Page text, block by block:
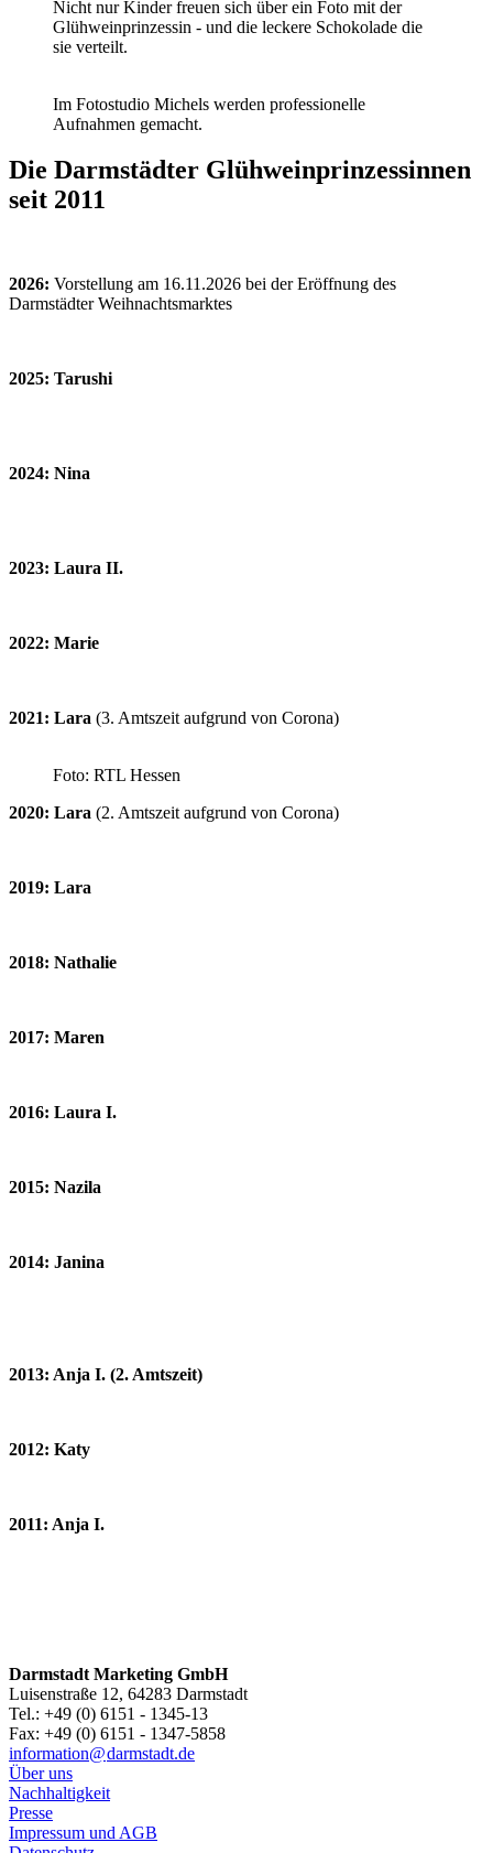
Nicht nur Kinder freuen sich über ein Foto mit der
Glühweinprinzessin - und die leckere Schokolade die
sie verteilt.
Im Fotostudio Michels werden professionelle
Aufnahmen gemacht.
Die Darmstädter Glühweinprinzessinnen
seit 2011
2026: Vorstellung am 16.11.2026 bei der Eröffnung des
Darmstädter Weihnachtsmarktes
2025: Tarushi
2024: Nina
2023: Laura II.
2022: Marie
2021: Lara (3. Amtszeit aufgrund von Corona)
Foto: RTL Hessen
2020: Lara (2. Amtszeit aufgrund von Corona)
2019: Lara
2018: Nathalie
2017: Maren
2016: Laura I.
2015: Nazila
2014: Janina
2013: Anja I. (2. Amtszeit)
2012: Katy
2011: Anja I.
Darmstadt Marketing GmbH
Luisenstraße 12, 64283 Darmstadt
Tel.: +49 (0) 6151 - 1345-13
Fax: +49 (0) 6151 - 1347-5858
information@darmstadt.de
Über uns
Nachhaltigkeit
Presse
Impressum und AGB